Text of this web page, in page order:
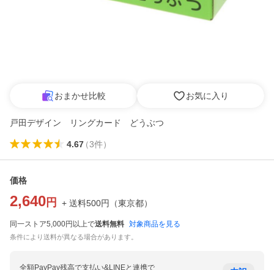
おまかせ比較 お気に入り
戸田デザイン リングカード どうぶつ
4.67（3件）
価格
2,640 円 + 送料500円 （東京都）
同一ストア5,000円以上で送料無料 対象商品を見る
条件により送料が異なる場合があります。
全額PayPay残高で支払い&LINEと連携で